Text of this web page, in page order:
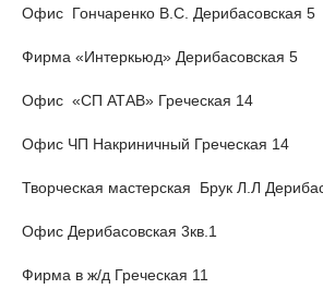
Офис Гончаренко В.С. Дерибасовская 5
Фирма «Интеркьюд» Дерибасовская 5
Офис «СП АТАВ» Греческая 14
Офис ЧП Накриничный Греческая 14
Творческая мастерская Брук Л.Л
Офис Дерибасовская 3кв.1
Фирма в ж/д Греческая 11